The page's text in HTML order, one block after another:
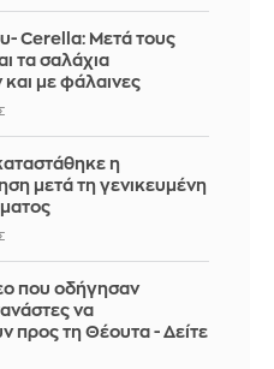
Cerella: Μετά τους
τα σαλάχια
με φάλαινες
η
μετά τη γενικευμένη
που οδήγησαν
να
προς τη Θέουτα - Δείτε